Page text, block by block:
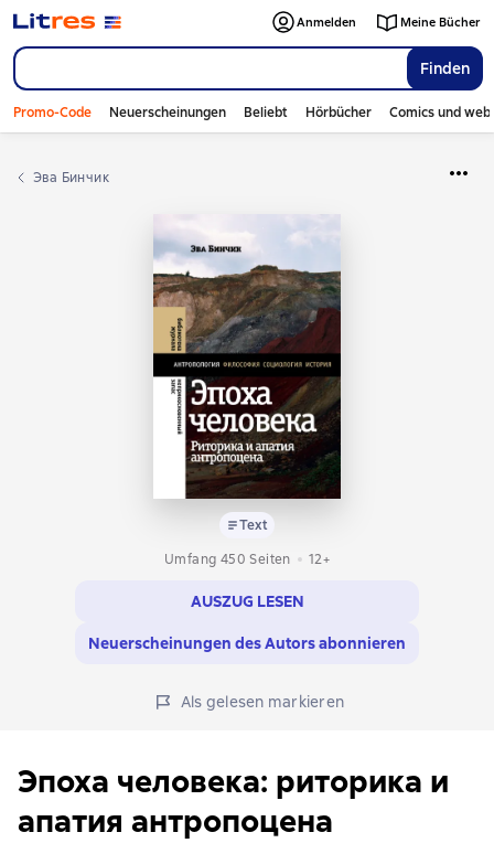
Finden
Anmelden Meine Bücher
Promo-Code Neuerscheinungen Beliebt Hörbücher Comics und
Эва Бинчик
Text
Umfang 450 Seiten
12+
AUSZUG LESEN
Neuerscheinungen des Autors abonnieren
Als gelesen markieren
Эпоха человека: риторика и
апатия антропоцена